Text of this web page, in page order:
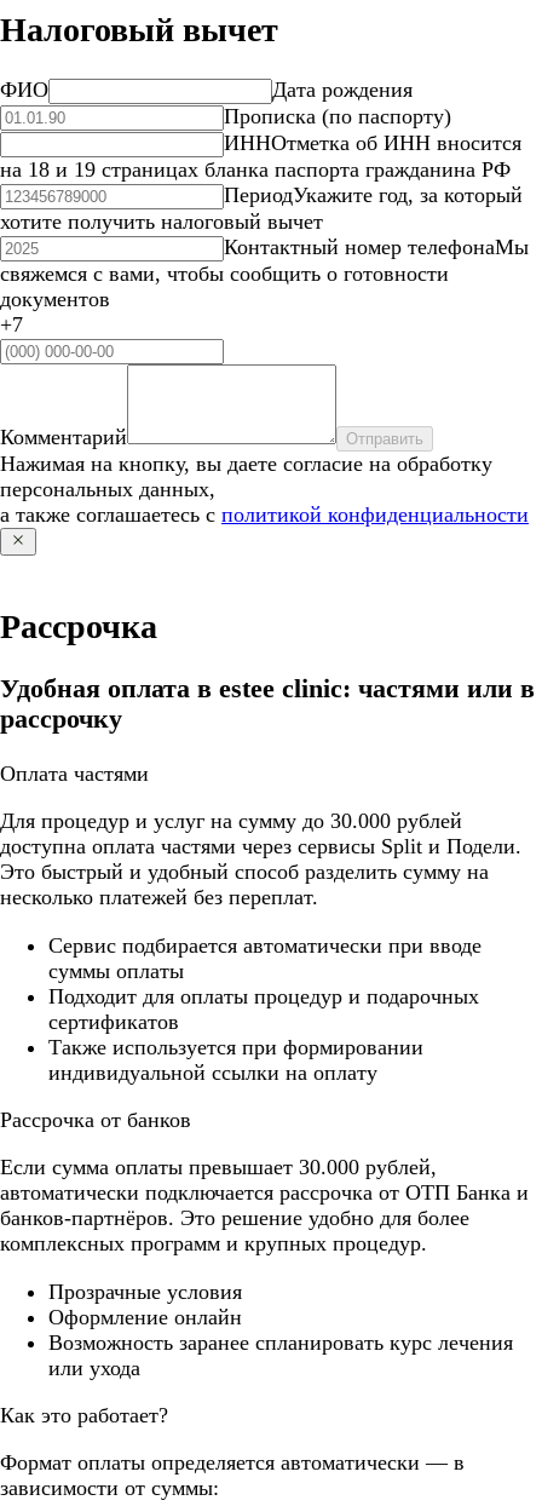
Налоговый вычет
ФИО
Дата рождения
Прописка (по паспорту)
ИННОтметка об ИНН вносится
на 18 и 19 страницах бланка паспорта гражданина РФ
ПериодУкажите год, за который
хотите получить налоговый вычет
Контактный номер телефонаМы
свяжемся с вами, чтобы сообщить о готовности
документов
+7
Комментарий Отправить
Нажимая на кнопку, вы даете согласие на обработку
персональных данных,
а также соглашаетесь с политикой конфиденциальности
Рассрочка
Удобная оплата в estee clinic: частями или в
рассрочку
Оплата частями
Для процедур и услуг на сумму до 30.000 рублей
доступна оплата частями через сервисы Split и Подели.
Это быстрый и удобный способ разделить сумму на
несколько платежей без переплат.
Cервис подбирается автоматически при вводе
суммы оплаты
Подходит для оплаты процедур и подарочных
сертификатов
Также используется при формировании
индивидуальной ссылки на оплату
Рассрочка от банков
Если сумма оплаты превышает 30.000 рублей,
автоматически подключается рассрочка от ОТП Банка и
банков-партнёров. Это решение удобно для более
комплексных программ и крупных процедур.
Прозрачные условия
Оформление онлайн
Возможность заранее спланировать курс лечения
или ухода
Как это работает?
Формат оплаты определяется автоматически — в
зависимости от суммы: